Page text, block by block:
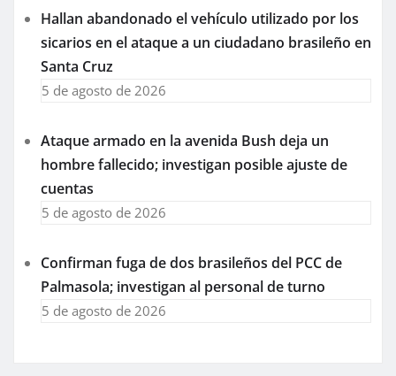
Hallan abandonado el vehículo utilizado por los
sicarios en el ataque a un ciudadano brasileño en
Santa Cruz
5 de agosto de 2026
Ataque armado en la avenida Bush deja un
hombre fallecido; investigan posible ajuste de
cuentas
5 de agosto de 2026
Confirman fuga de dos brasileños del PCC de
Palmasola; investigan al personal de turno
5 de agosto de 2026